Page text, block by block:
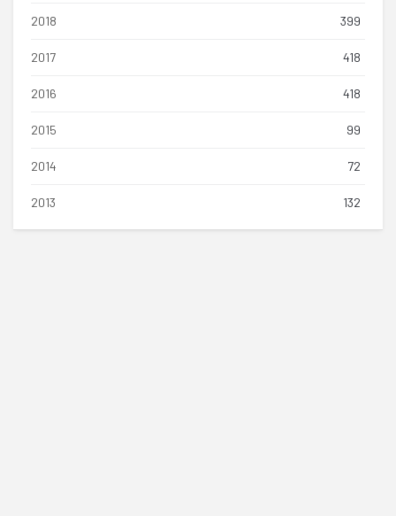
2018 399
2017 418
2016 418
2015 99
2014 72
2013 132